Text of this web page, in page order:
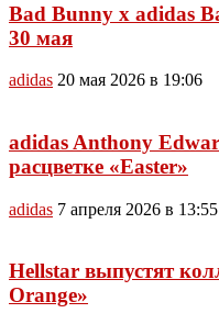
Bad Bunny x adidas
30 мая
adidas 20 мая 2026 в 19:06
adidas Anthony
расцветке «Easter»
adidas 7 апреля 2026 в 13:55
Hellstar выпустят
Orange»